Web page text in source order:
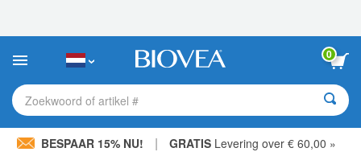
Deze
bevat
toegankelijkheidssysteem.
0
Zoekwoord of artikel #
BESPAAR 15% NU! | GRATIS Levering over € 60,00 »